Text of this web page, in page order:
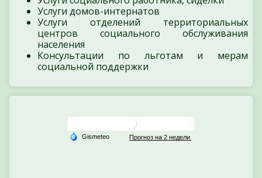
Услуги домов-интернатов
Услуги отделений территориальных
центров социального обслуживания
населения
Консультации по льготам и мерам
социальной поддержки